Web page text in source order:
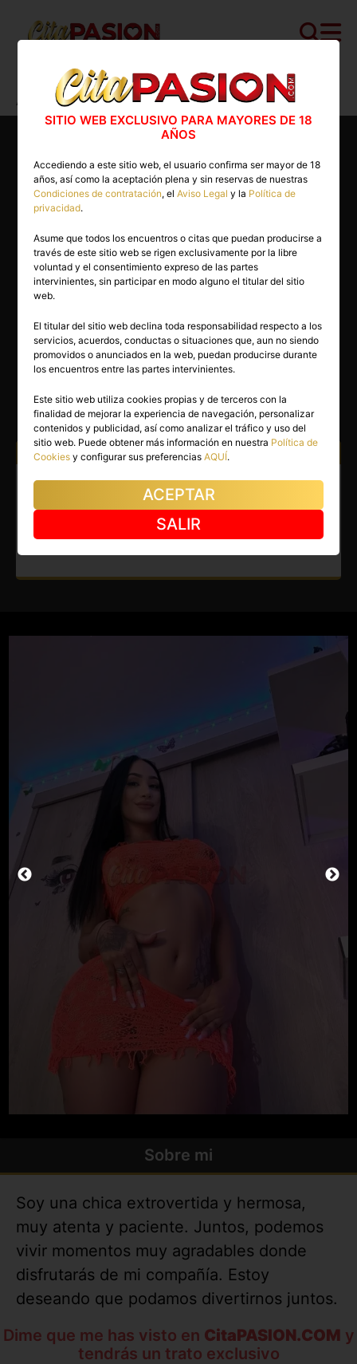
Cita PASION.COM>Travestis> Alicante >
Alicante capital>Angela Marquez
23 años
ANGELA MARQUEZ
Alicante capital(Alicante)
(9)
Atiendo a: Hombres
Travesti en Alicante capital.
Angelita linda y esbelta, recien
llegada.
Sobre mi
Soy una chica extrovertida y hermosa,
muy atenta y paciente. Juntos, podemos
vivir momentos muy agradables donde
disfrutarás de mi compañía. Estoy
deseando que podamos divertirnos juntos.
Dime que me has visto en CitaPASION.COM y
tendrás un trato exclusivo
SITIO WEB EXCLUSIVO PARA MAYORES DE 18
AÑOS
Accediendo a este sitio web, el usuario confirma ser mayor de 18
años, así como la aceptación plena y sin reservas de nuestras
Condiciones de contratación, elAviso Legal y la Política de
privacidad.
Asume que todos los encuentros o citas que puedan producirse a
través de este sitio web se rigen exclusivamente por la libre
voluntad y el consentimiento expreso de las partes
intervinientes, sin participar en modo alguno el titular del sitio
web.
El titular del sitio web declina toda responsabilidad respecto a los
servicios, acuerdos, conductas o situaciones que, aun no siendo
promovidos o anunciados en la web, puedan producirse durante
los encuentros entre las partes intervinientes.
Este sitio web utiliza cookies propias y de terceros con la
finalidad de mejorar la experiencia de navegación, personalizar
contenidos y publicidad, así como analizar el tráfico y uso del
sitio web. Puede obtener más información en nuestra Política de
Cookies y configurar sus preferenciasAQUÍ.
ACEPTAR
SALIR